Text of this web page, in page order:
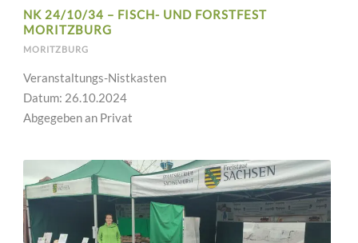
NK 24/10/34 – FISCH- UND FORSTFEST
MORITZBURG
MORITZBURG
Veranstaltungs-Nistkasten
Datum: 26.10.2024
Abgegeben an Privat